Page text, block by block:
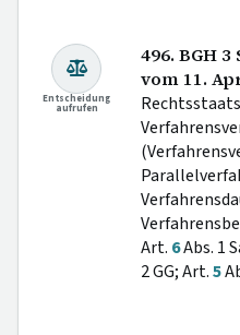
Entscheidung
aufrufen
496. BGH
vom 11.
Art. 6Abs. 1
2 GG; Art.5